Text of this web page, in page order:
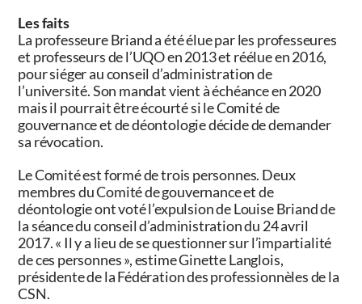
Les faits
La professeure Briand a été élue par les professeures
et professeurs de l’UQO en2013 et réélue en 2016,
pour siéger au conseil d’administration de
l’université. Son mandat vient à échéance en 2020
mais il pourrait être écourté si le Comité de
gouvernance et de déontologie décide de demander
sa révocation.
Le Comité est formé de trois personnes. Deux
membres du Comité de gouvernance et de
déontologie ont voté l’expulsion deLouise Briand de
laséance du conseil d’administration du 24 avril
2017. « Il y a lieu de se questionner sur l’impartialité
de ces personnes », estimeGinette Langlois,
présidente de la Fédération des professionnèles de la
CSN.